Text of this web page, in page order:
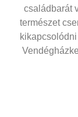
családbarát
természet